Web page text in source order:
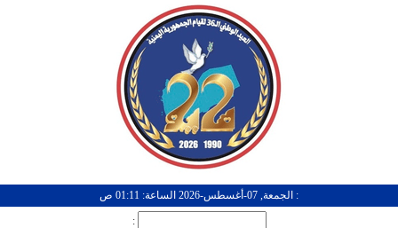
: الجمعة, 07-أغسطس-2026 الساعة: 01:11 ص
: